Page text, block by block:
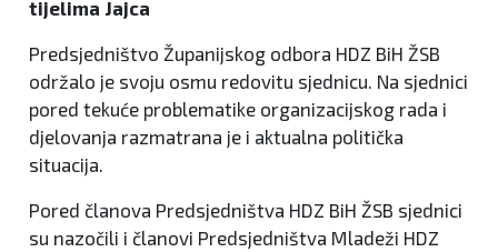
tijelima Jajca
Predsjedništvo Županijskog odbora HDZ BiH ŽSB
održalo je svoju osmu redovitu sjednicu. Na sjednici
pored tekuće problematike organizacijskog rada i
djelovanja razmatrana je i aktualna politička
situacija.
Pored članova Predsjedništva HDZ BiH ŽSB sjednici
su nazočili i članovi Predsjedništva Mladeži HDZ